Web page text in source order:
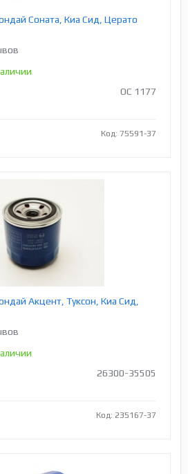
Соната, Киа Сид, Церато
OC 1177
Код: 75591-37
Акцент, Туксон, Киа Сид,
26300-35505
Код: 235167-37